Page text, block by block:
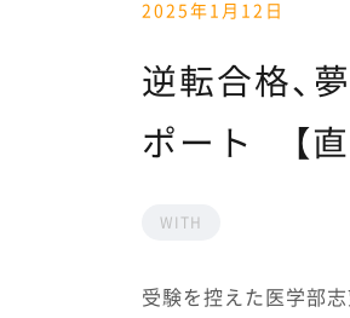
2025年1月12日
逆転合格、
ポート 【
WITH
受験を控えた医学部